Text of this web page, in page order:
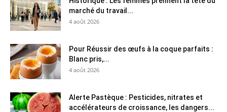
marché du travail...
4 août 2026
Pour Réussir des œufs à la coque parfaits :
Blanc pris,...
4 août 2026
Alerte Pastèque : Pesticides, nitrates et
accélérateurs de croissance, les dangers...